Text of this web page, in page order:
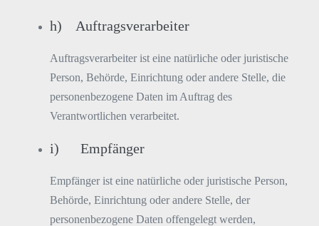
h) Auftragsverarbeiter
Auftragsverarbeiter ist eine natürliche oder juristische
Person, Behörde, Einrichtung oder andere Stelle, die
personenbezogene Daten im Auftrag des
Verantwortlichen verarbeitet.
i) Empfänger
Empfänger ist eine natürliche oder juristische Person,
Behörde, Einrichtung oder andere Stelle, der
personenbezogene Daten offengelegt werden,